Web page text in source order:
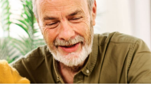
Openingstijden
Maandag 09:00 - 17:00 uur
Dinsdag 09:00 - 17:00 uur
Woensdag 09:00 - 17:00 uur